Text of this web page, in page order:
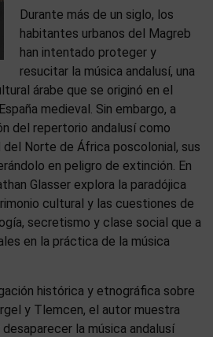
Durante más de un siglo, los
habitantes urbanos del Magreb
han intentado proteger y
resucitar la música andalusí, una
árabe que se originó en el
medieval. Sin embargo, a
del repertorio andalusí como
del Norte de África poscolonial, sus
en peligro de extinción. En
Glasser explora la paradójica
cultural y las cuestiones de
secretismo y clase social que a
en la práctica de la música
histórica y etnográfica sobre
y Tlemcen, el autor muestra
la música andalusí